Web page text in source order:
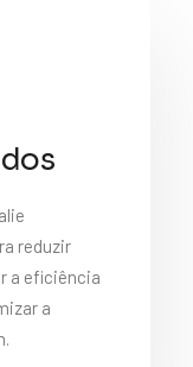
reduzir
a eficiência
a